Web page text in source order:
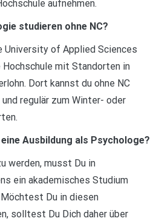
aufnehmen.
studieren ohne NC?
University of Applied Sciences
mit Standorten in
Dort kannst du ohne NC
regulär zum Winter- oder
Ausbildung als Psychologe?
werden, musst Du in
ein akademisches Studium
Du in diesen
solltest Du Dich daher über